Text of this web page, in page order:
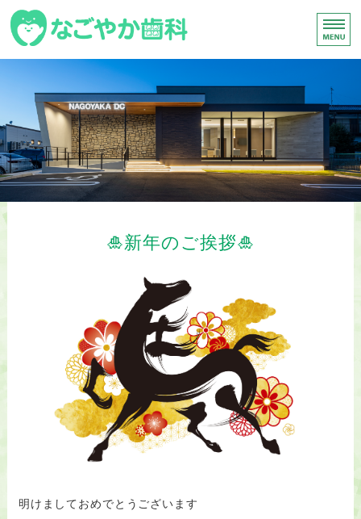
名古屋市南区の
診療内容
院長紹介
医院案内
🎍新年のご挨拶🎍
明けましておめでとうございます